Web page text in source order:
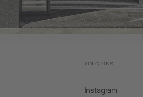
VOLG ONS
Instagram